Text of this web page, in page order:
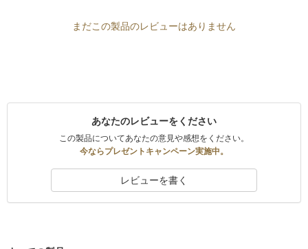
まだこの製品のレビューはありません
あなたのレビューをください
この製品についてあなたの意見や感想をください。
今ならプレゼントキャンペーン実施中。
レビューを書く